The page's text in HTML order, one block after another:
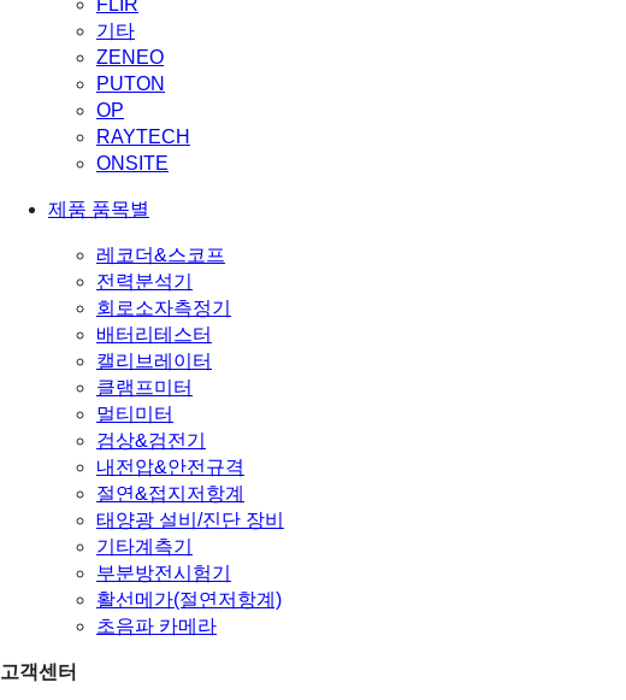
FLIR
기타
ZENEO
PUTON
OP
RAYTECH
ONSITE
제품 품목별
레코더&스코프
전력분석기
회로소자측정기
배터리테스터
캘리브레이터
클램프미터
멀티미터
검상&검전기
내전압&안전규격
절연&접지저항계
태양광 설비/진단 장비
기타계측기
부분방전시험기
활선메가(절연저항계)
초음파 카메라
고객센터